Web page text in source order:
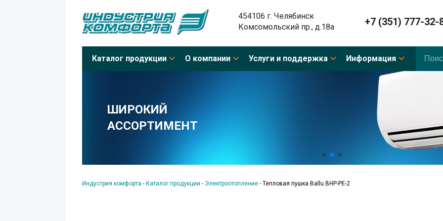
454106 г. Челябинск
Комсомольский пр., д.18а
+7 (351) 777-32-
Каталог продукции О компании Услуги и поддержка Информация
ШИРОКИЙ
АССОРТИМЕНТ
Индустрия комфорта - Каталог продукции - Электроотопление - Тепловая пушка Ballu BHP-PE-2